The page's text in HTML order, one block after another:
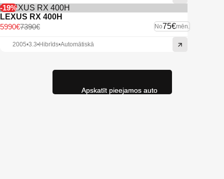
-19%
LEXUS RX 400H
No75€mēn.
7390€
5990€
2005•3.3•Hibrīds•Automātiskā